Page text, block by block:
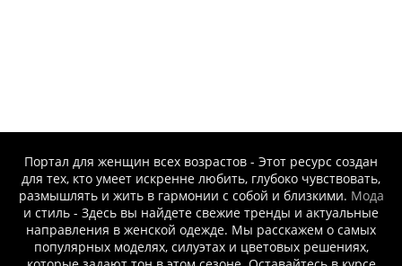
Портал для женщин всех возрастов - Этот ресурс создан
для тех, кто умеет искренне любить, глубоко чувствовать,
размышлять и жить в гармонии с собой и близкими. Мода
и стиль - Здесь вы найдете свежие тренды и актуальные
направления в женской одежде. Мы расскажем о самых
популярных моделях, силуэтах и цветовых решениях,